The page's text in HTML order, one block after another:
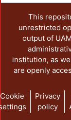
la
This
unrestricted
output of
institution, as
are openly
Cookie
Privacy
policy